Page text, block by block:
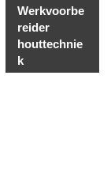
Werkvoorbe
reider
houttechnie
k